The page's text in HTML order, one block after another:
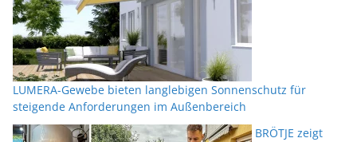
LUMERA-Gewebe bieten langlebigen Sonnenschutz für
steigende Anforderungen im Außenbereich
BRÖTJE zeigt